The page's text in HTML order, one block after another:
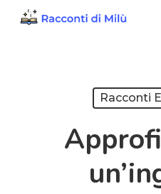
Racconti